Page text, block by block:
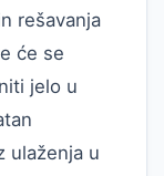
rešavanja
će se
jelo u
ulaženja u